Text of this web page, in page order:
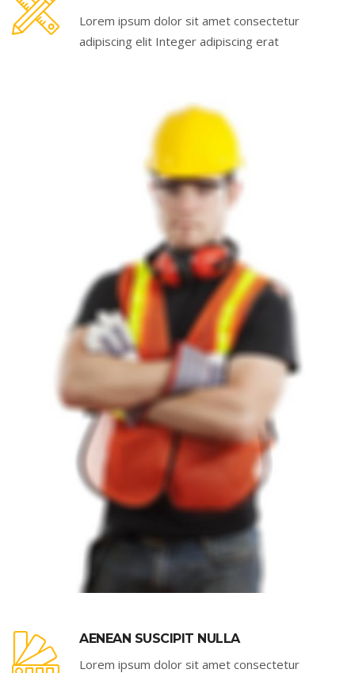
Lorem ipsum dolor sit amet consectetur
adipiscing elit Integer adipiscing erat
AENEAN SUSCIPIT NULLA
Lorem ipsum dolor sit amet consectetur